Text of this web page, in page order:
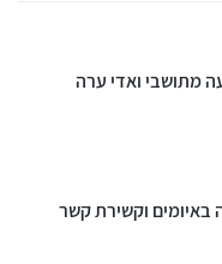
מתושבי ואדי ערה
באיומים וקשירת קשר